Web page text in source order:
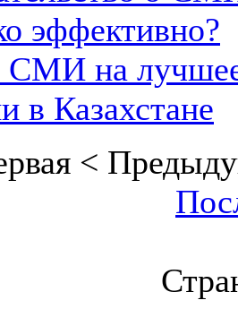
эффективно?
СМИ на
в Казахстане
<